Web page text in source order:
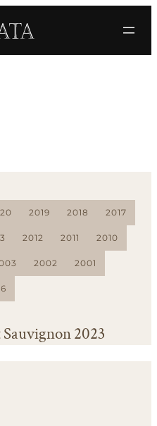
2019 2018 2017
2012 2011 2010
2002 2001
2023